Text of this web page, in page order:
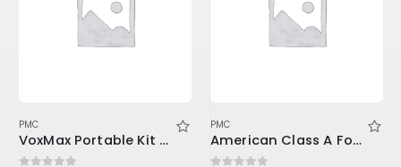
PMC
VoxMax Portable Kit 2-ProMax V2, 1-Mudguard V2, 2-Stand Mount LENRD
PMC
American Class A For Console1